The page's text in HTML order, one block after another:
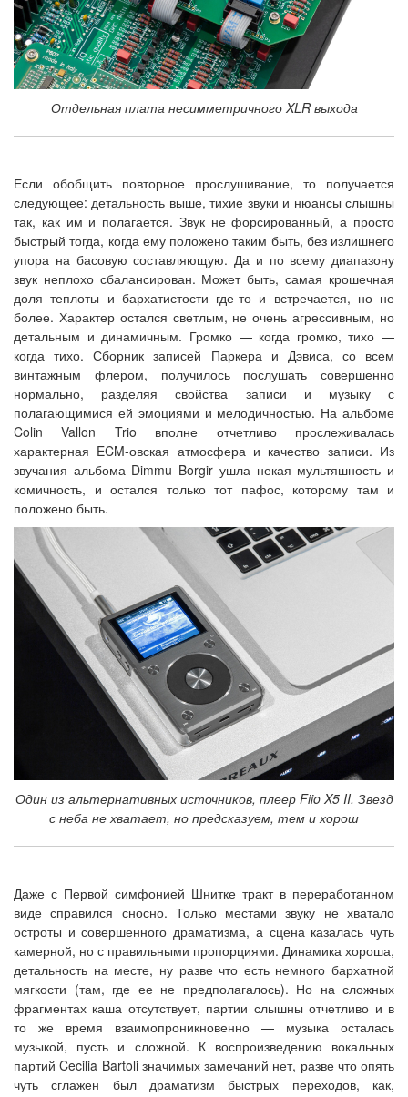
Отдельная плата несимметричного XLR выхода
Если обобщить повторное прослушивание, то получается
следующее: детальность выше, тихие звуки и нюансы слышны
так, как им и полагается. Звук не форсированный, а просто
быстрый тогда, когда ему положено таким быть, без излишнего
упора на басовую составляющую. Да и по всему диапазону
звук неплохо сбалансирован. Может быть, самая крошечная
доля теплоты и бархатистости где-то и встречается, но не
более. Характер остался светлым, не очень агрессивным, но
детальным и динамичным. Громко — когда громко, тихо —
когда тихо. Сборник записей Паркера и Дэвиса, со всем
винтажным флером, получилось послушать совершенно
нормально, разделяя свойства записи и музыку с
полагающимися ей эмоциями и мелодичностью. На альбоме
Colin Vallon Trio вполне отчетливо прослеживалась
характерная ECM-овская атмосфера и качество записи. Из
звучания альбома Dimmu Borgir ушла некая мультяшность и
комичность, и остался только тот пафос, которому там и
положено быть.
Один из альтернативных источников, плеер Fiio X5 II. Звезд
с неба не хватает, но предсказуем, тем и хорош
Даже с Первой симфонией Шнитке тракт в переработанном
виде справился сносно. Только местами звуку не хватало
остроты и совершенного драматизма, а сцена казалась чуть
камерной, но с правильными пропорциями. Динамика хороша,
детальность на месте, ну разве что есть немного бархатной
мягкости (там, где ее не предполагалось). Но на сложных
фрагментах каша отсутствует, партии слышны отчетливо и в
то же время взаимопроникновенно — музыка осталась
музыкой, пусть и сложной. К воспроизведению вокальных
партий Cecilia Bartoli значимых замечаний нет, разве что опять
чуть сглажен был драматизм быстрых переходов, как,